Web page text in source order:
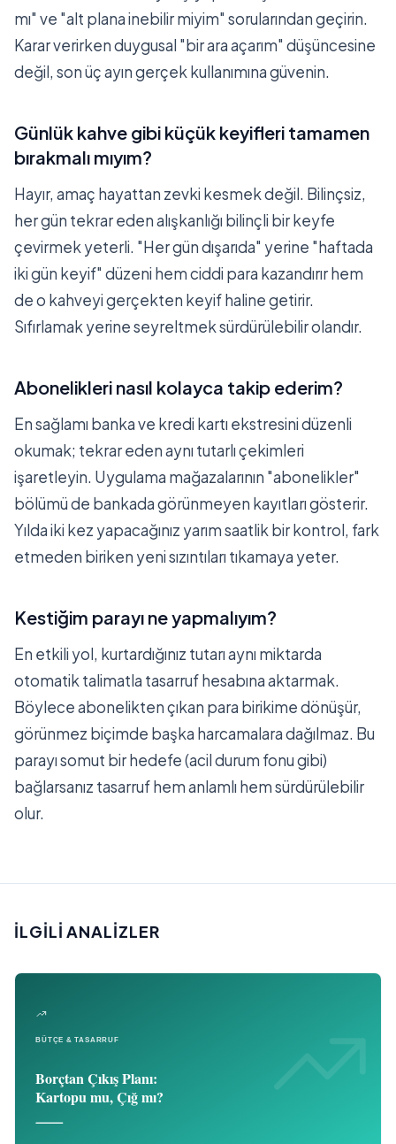
mı" ve "alt plana inebilir miyim" sorularından geçirin.
Karar verirken duygusal "bir ara açarım" düşüncesine
değil, son üç ayın gerçek kullanımına güvenin.
Günlük kahve gibi küçük keyifleri tamamen
bırakmalı mıyım?
Hayır, amaç hayattan zevki kesmek değil. Bilinçsiz,
her gün tekrar eden alışkanlığı bilinçli bir keyfe
çevirmek yeterli. "Her gün dışarıda" yerine "haftada
iki gün keyif" düzeni hem ciddi para kazandırır hem
de o kahveyi gerçekten keyif haline getirir.
Sıfırlamak yerine seyreltmek sürdürülebilir olandır.
Abonelikleri nasıl kolayca takip ederim?
En sağlamı banka ve kredi kartı ekstresini düzenli
okumak; tekrar eden aynı tutarlı çekimleri
işaretleyin. Uygulama mağazalarının "abonelikler"
bölümü de bankada görünmeyen kayıtları gösterir.
Yılda iki kez yapacağınız yarım saatlik bir kontrol, fark
etmeden biriken yeni sızıntıları tıkamaya yeter.
Kestiğim parayı ne yapmalıyım?
En etkili yol, kurtardığınız tutarı aynı miktarda
otomatik talimatla tasarruf hesabına aktarmak.
Böylece abonelikten çıkan para birikime dönüşür,
görünmez biçimde başka harcamalara dağılmaz. Bu
parayı somut bir hedefe (acil durum fonu gibi)
bağlarsanız tasarruf hem anlamlı hem sürdürülebilir
olur.
İLGILI ANALIZLER